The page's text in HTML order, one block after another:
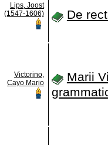
Lips, Joost
(1547-1606)
De
Victorino,
Cayo Mario
Marii